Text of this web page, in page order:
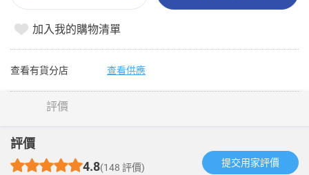
加入我的購物清單
查看有貨分店 查看供應
評價
評價
4.8(148 評價) 提交用家評價​